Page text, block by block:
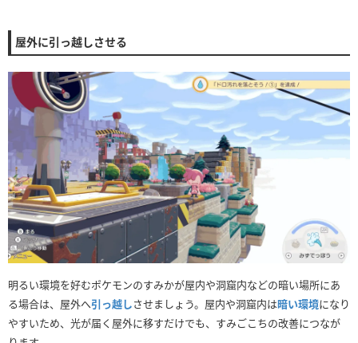
屋外に引っ越しさせる
明るい環境を好むポケモンのすみかが屋内や洞窟内などの暗い場所にあ
る場合は、屋外へ引っ越しさせましょう。屋内や洞窟内は暗い環境になり
やすいため、光が届く屋外に移すだけでも、すみごこちの改善につなが